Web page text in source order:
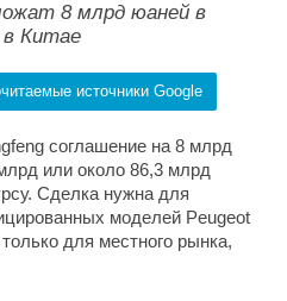
8 млрд юаней в
в Китае
источники Google
соглашение на 8 млрд
или около 86,3 млрд
Сделка нужна для
моделей Peugeot
для местного рынка,